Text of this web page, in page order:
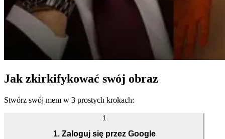
Jak zkirkifykować swój obraz
Stwórz swój mem w 3 prostych krokach:
1
1. Zaloguj się przez Google